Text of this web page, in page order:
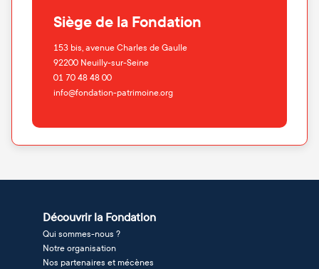
Siège de la Fondation
153 bis, avenue Charles de Gaulle
92200 Neuilly-sur-Seine
01 70 48 48 00
info@fondation-patrimoine.org
Découvrir la Fondation
Qui sommes-nous ?
Notre organisation
Nos partenaires et mécènes